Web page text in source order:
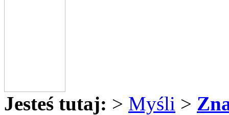
Jesteś tutaj: > Myśli >